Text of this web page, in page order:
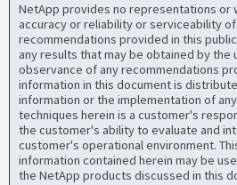
NetApp provides no representations or
accuracy or reliability or serviceability
recommendations provided in this
any results that may be obtained by
observance of any recommendations
information in this document is
information or the implementation of
techniques herein is a customer's
the customer's ability to evaluate and
customer's operational environment.
information contained herein may be
the NetApp products discussed in this